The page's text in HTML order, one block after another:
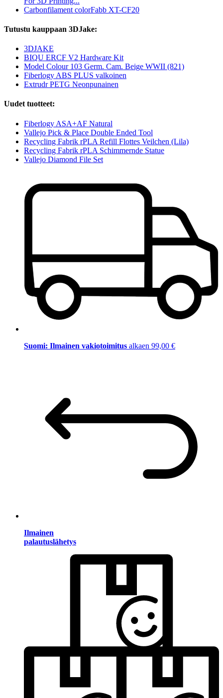
Carbonfilament colorFabb XT-CF20
Tutustu kauppaan 3DJake:
3DJAKE
BIQU ERCF V2 Hardware Kit
Model Colour 103 Germ. Cam. Beige WWII (821)
Fiberlogy ABS PLUS valkoinen
Extrudr PETG Neonpunainen
Uudet tuotteet:
Fiberlogy ASA+AF Natural
Vallejo Pick & Place Double Ended Tool
Recycling Fabrik rPLA Refill Flottes Veilchen (Lila)
Recycling Fabrik rPLA Schimmernde Statue
Vallejo Diamond File Set
Suomi: Ilmainen vakiotoimitus alkaen 99,00 €
Ilmainen
palautuslähetys